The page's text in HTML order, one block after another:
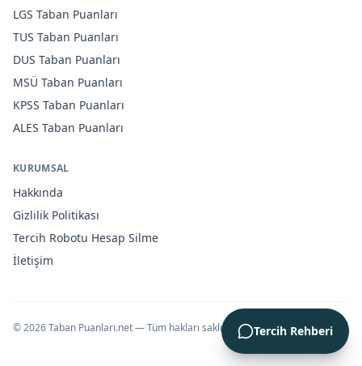
LGS Taban Puanları
TUS Taban Puanları
DUS Taban Puanları
MSÜ Taban Puanları
KPSS Taban Puanları
ALES Taban Puanları
KURUMSAL
Hakkında
Gizlilik Politikası
Tercih Robotu Hesap Silme
İletişim
©2026Taban Puanları.net — Tüm hakları saklıdır. Tercih Rehberi